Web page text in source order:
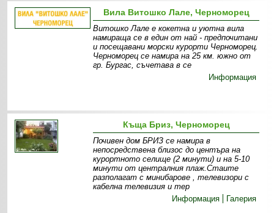
Вила Витошко Лале, Черноморец
Витошко Лале е кокетна и уютна вила
намираща се в един от най - предпочитани
и посещавани морски курорти Черноморец.
Черноморец се намира на 25 км. южно от
гр. Бургас, съчетава в се
Информация
Къща Бриз, Черноморец
Почивен дом БРИЗ се намира в
непосредствена близос до центъра на
курортното селище (2 минути) и на 5-10
минути от централния плаж.Стаите
разполагат с минибарове , телевизори с
кабелна телевизия и тер
Информация
Галерия